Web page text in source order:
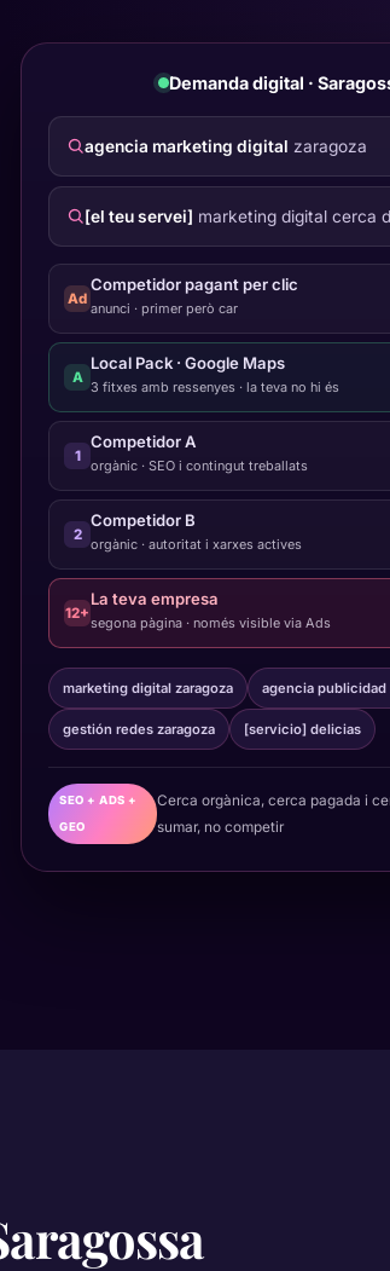
Demanda digital ·
agencia marketing digital zaragoza
[el teu servei] marketing digital cerca
Ad
Competidor pagant per clic
anunci · primer però car
A
Local Pack · Google Maps
3 fitxes amb ressenyes · la teva no hi és
1
Competidor A
orgànic · SEO i contingut treballats
2
Competidor B
orgànic · autoritat i xarxes actives
12+
La teva empresa
segona pàgina · només visible via Ads
marketing digital zaragoza agencia publicidad
gestión redes zaragoza [servicio] delicias
SEO + ADS +
GEO
Cerca orgànica, cerca pagada i
sumar, no competir